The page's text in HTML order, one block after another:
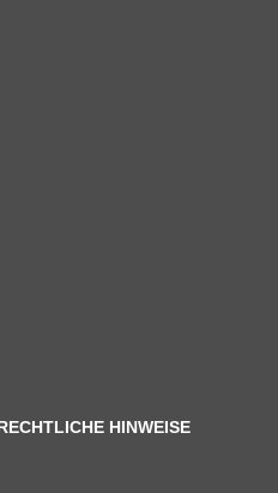
HINWEISE